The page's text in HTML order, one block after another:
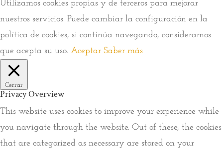
Utilizamos cookies propias y de terceros para mejorar
nuestros servicios. Puede cambiar la configuración en la
política de cookies, si continúa navegando, consideramos
que acepta su uso. Aceptar Saber más
Cerrar
Privacy Overview
This website uses cookies to improve your experience while
you navigate through the website. Out of these, the cookies
that are categorized as necessary are stored on your